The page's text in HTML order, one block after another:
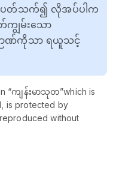
င့် ပတ်သက်၍ လိုအပ်ပါက
ျွမ်းသော
ဉာဏ်ကိုသာ ရယူသင့်
“ကျန်းမာသုတ”which is
is protected by
without